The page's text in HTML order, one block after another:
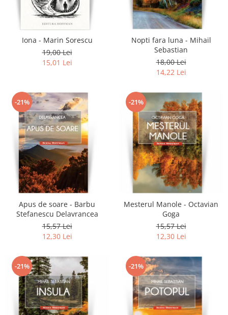
Literatura
Contemporana
Non-fictiune
Calatorii
Memorii
Publicistica / Reportaje / Interviuri
Stiinte umaniste
Istorie
Sociologie si filozofie
Iona - Marin Sorescu
19,00 Lei
15,01 Lei
Nopti fara luna - Mihail
Sebastian
18,00 Lei
14,22 Lei
-21%
Apus de soare - Barbu
Stefanescu Delavrancea
15,57 Lei
12,30 Lei
-21%
Mesterul Manole - Octavian
Goga
15,57 Lei
12,30 Lei
-21% -21%